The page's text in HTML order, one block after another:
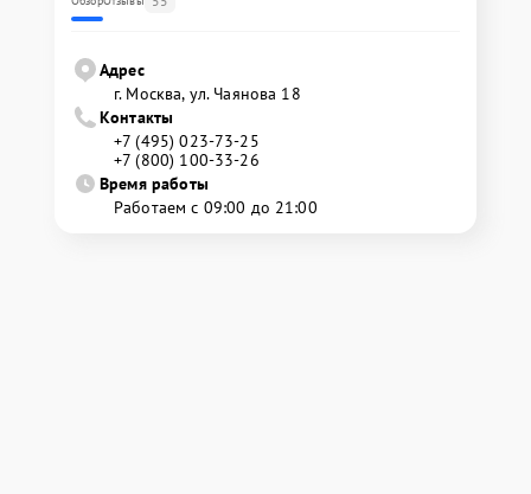
Адрес
г. Москва, ул. Чаянова 18
Контакты
+7 (495) 023-73-25
+7 (800) 100-33-26
Время работы
Работаем с 09:00 до 21:00